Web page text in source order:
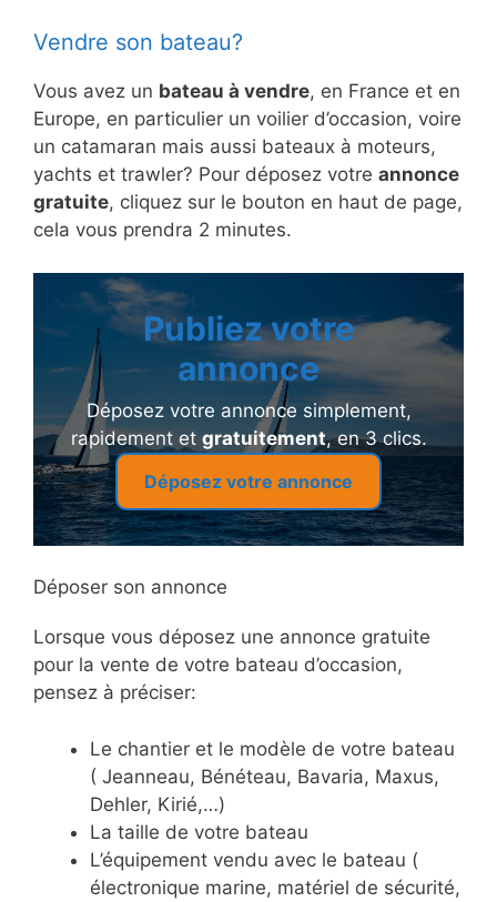
Vendre son bateau?
Vous avez un bateau à vendre, en France et en
Europe, en particulier un voilier d’occasion, voire
un catamaran mais aussi bateaux à moteurs,
yachts et trawler? Pour déposez votre annonce
gratuite, cliquez sur le bouton en haut de page,
cela vous prendra 2 minutes.
Publiez votre
annonce
Déposez votre annonce simplement,
rapidement et gratuitement, en 3 clics.
Déposez votre annonce
Déposer son annonce
Lorsque vous déposez une annonce gratuite
pour la vente de votre bateau d’occasion,
pensez à préciser:
Le chantier et le modèle de votre bateau
( Jeanneau, Bénéteau, Bavaria, Maxus,
Dehler, Kirié,…)
La taille de votre bateau
L’équipement vendu avec le bateau (
électronique marine, matériel de sécurité,